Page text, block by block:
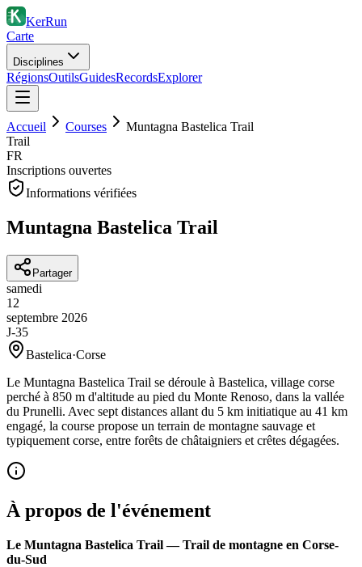
KerRun
Carte
Disciplines
RégionsOutilsGuidesRecordsExplorer
Accueil Courses
Muntagna Bastelica Trail
Trail
FR
Inscriptions ouvertes
Informations vérifiées
Muntagna Bastelica Trail
Partager
samedi
12
septembre 2026
J-35
Bastelica·Corse
Le Muntagna Bastelica Trail se déroule à Bastelica, village corse
perché à 850 m d'altitude au pied du Monte Renoso, dans la vallée
du Prunelli. Avec sept distances allant du 5 km initiatique au 41 km
engagé, la course propose un terrain de montagne sauvage et
typiquement corse, entre forêts de châtaigniers et crêtes dégagées.
À propos de l'événement
Le Muntagna Bastelica Trail — Trail de montagne en Corse-
du-Sud